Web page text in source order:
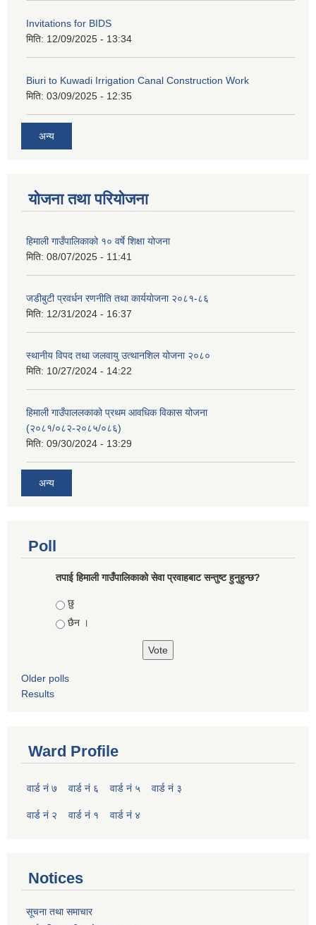
Invitations for BIDS
मिति: 12/09/2025 - 13:34
Biuri to Kuwadi Irrigation Canal Construction Work
मिति: 03/09/2025 - 12:35
अन्य
योजना तथा परियोजना
हिमाली गाउँपालिकाको १० वर्षे शिक्षा योजना
मिति: 08/07/2025 - 11:41
जडीबुटी प्रवर्धन रणनीति तथा कार्ययाेजना २०८१-८६
मिति: 12/31/2024 - 16:37
स्थानीय विपद तथा जलवायु उत्थानशिल योजना २०८०
मिति: 10/27/2024 - 14:22
हिमाली गाउँपाललकाको प्रथम आवधिक विकास योजना
(२०८१/०८२-२०८५/०८६)
मिति: 09/30/2024 - 13:29
अन्य
Poll
तपाई हिमाली गाउँपालिकाको सेवा प्रवाहबाट सन्तुष्ट हुनुहुन्छ?
Choices
छु
छैन ।
Older polls
Results
Ward Profile
वार्ड नं ७ वार्ड नं ६ वार्ड नं ५ वार्ड नं ३
वार्ड नं २ वार्ड नं १ वार्ड नं ४
Notices
सूचना तथा समाचार